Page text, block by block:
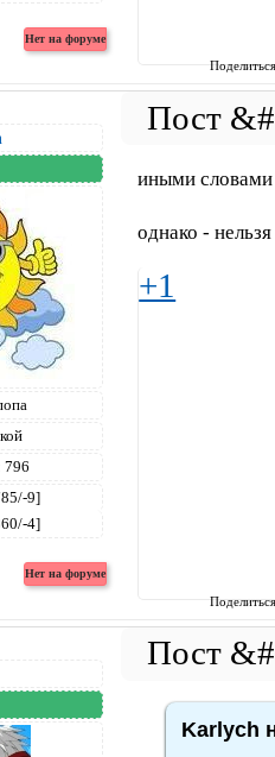
796
9]
4]
иными словами
однако -
+1
Karlych